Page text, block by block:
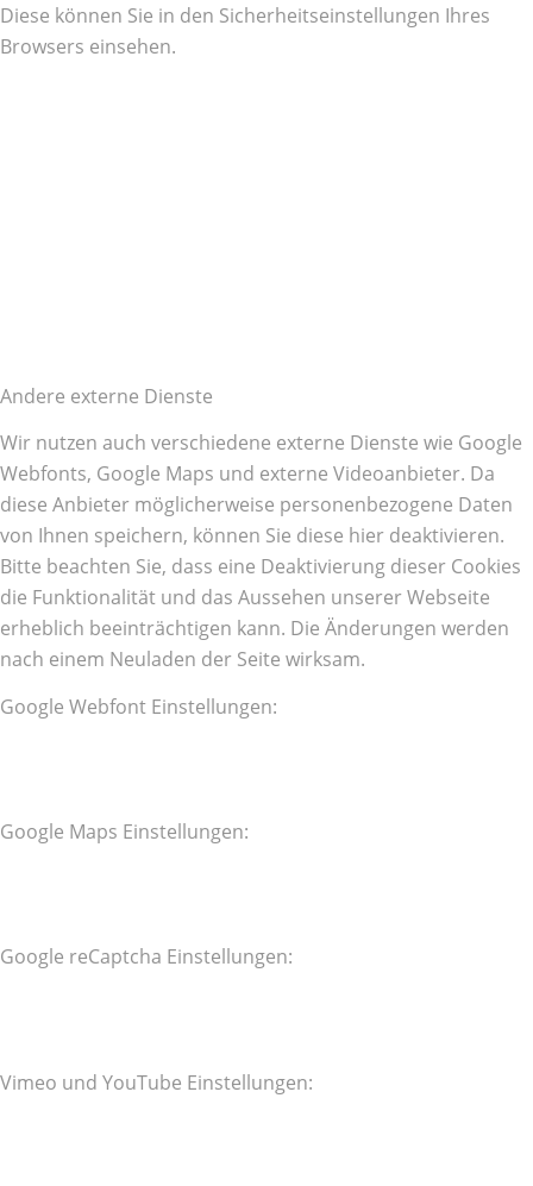
Diese können Sie in den Sicherheitseinstellungen Ihres
Browsers einsehen.
Andere externe Dienste
Wir nutzen auch verschiedene externe Dienste wie Google
Webfonts, Google Maps und externe Videoanbieter. Da
diese Anbieter möglicherweise personenbezogene Daten
von Ihnen speichern, können Sie diese hier deaktivieren.
Bitte beachten Sie, dass eine Deaktivierung dieser Cookies
die Funktionalität und das Aussehen unserer Webseite
erheblich beeinträchtigen kann. Die Änderungen werden
nach einem Neuladen der Seite wirksam.
Google Webfont Einstellungen:
Google Maps Einstellungen:
Google reCaptcha Einstellungen:
Vimeo und YouTube Einstellungen: